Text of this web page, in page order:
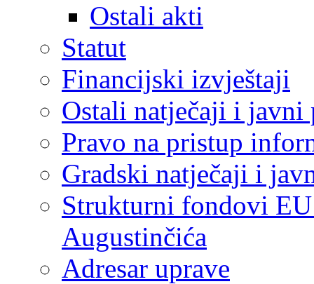
Ostali akti
Statut
Financijski izvještaji
Ostali natječaji i javni
Pravo na pristup
Gradski natječaji i
Strukturni fondovi
Augustinčića
Adresar uprave